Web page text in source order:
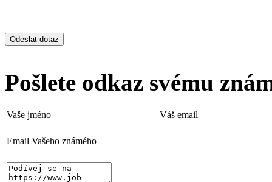
Pošlete odkaz svému
Vaše jméno Váš email
Email Vašeho známého